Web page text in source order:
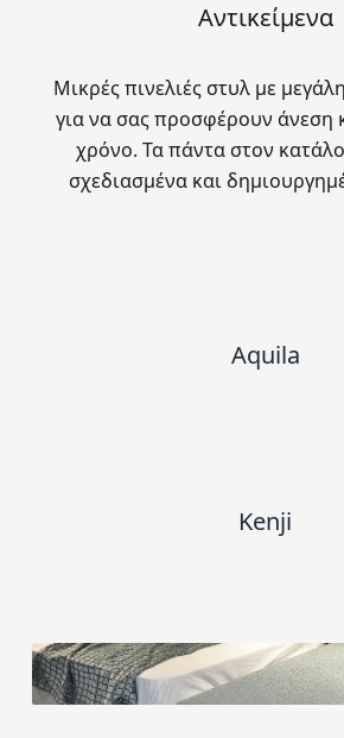
Αντικείμενα
Μικρές πινελιές στυλ με
για να σας προσφέρουν άνεση
χρόνο. Τα πάντα στoν
σχεδιασμένα και
Aquila
Kenji